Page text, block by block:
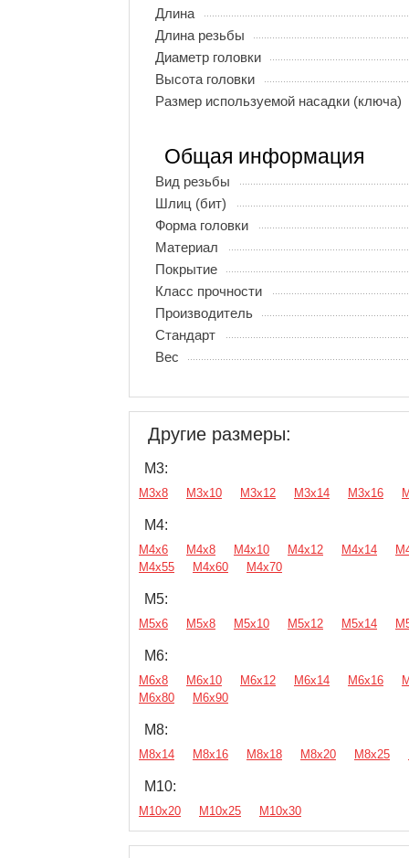
Длина
Длина резьбы
Диаметр головки
Высота головки
Размер используемой насадки (ключа)
Общая информация
Вид резьбы
Шлиц (бит)
Форма головки
Материал
Покрытие
Класс прочности
Производитель
Стандарт
Вес
Другие размеры:
М3:
М3х8 М3х10 М3х12 М3х14 М3х16
М4:
М4х6 М4х8 М4х10 М4х12 М4х14
М4х55
М4х60 М4х70
М5:
М5х6 М5х8 М5х10 М5х12 М5х14
М6:
М6х8 М6х10 М6х12 М6х14 М6х16
М6х80
М6х90
М8:
М8х14 М8х16 М8х18 М8х20 М8х25
М10:
М10х20 М10х25 М10х30